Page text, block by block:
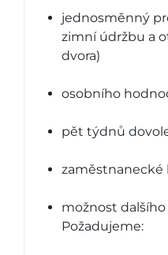
jednosměnný
zimní údržbu a
dvora)
osobního
pět týdnů
možnost
Požadujeme: